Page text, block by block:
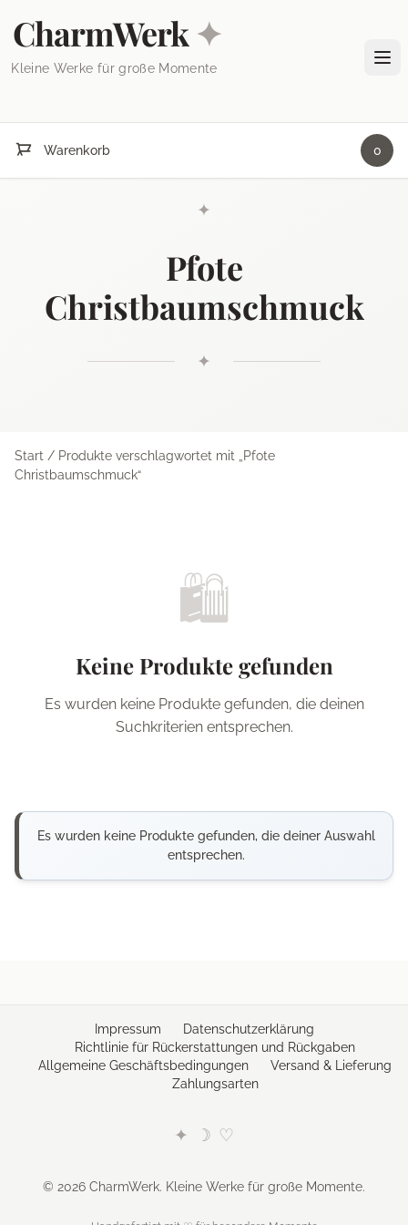
Skip to content
CharmWerk✦
Kleine Werke für große Momente
Warenkorb 0
✦
Pfote
Christbaumschmuck
✦
Start / Produkte verschlagwortet mit „Pfote
Christbaumschmuck“
🛍️
Keine Produkte gefunden
Es wurden keine Produkte gefunden, die deinen
Suchkriterien entsprechen.
Es wurden keine Produkte gefunden, die deiner Auswahl
entsprechen.
Impressum
Datenschutzerklärung
Richtlinie für Rückerstattungen und Rückgaben
Allgemeine Geschäftsbedingungen
Versand & Lieferung
Zahlungsarten
✦ ☽ ♡
© 2026 CharmWerk. Kleine Werke für große Momente.